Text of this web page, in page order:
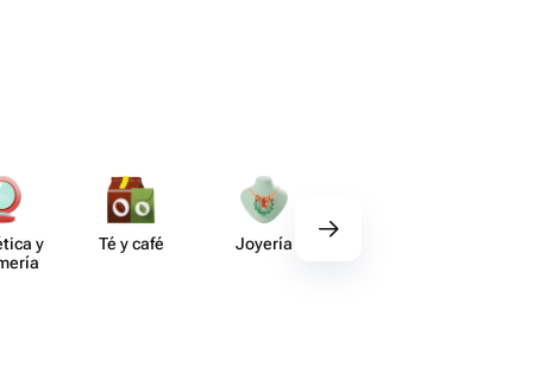
y
Té y café Joyería